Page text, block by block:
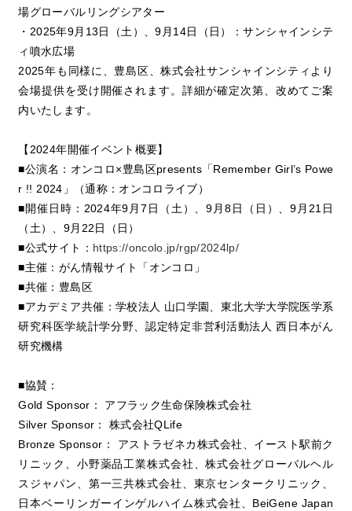
場グローバルリングシアター
・2025年9月13日（土）、9月14日（日）：サンシャインシテ
ィ噴水広場
2025年も同様に、豊島区、株式会社サンシャインシティより
会場提供を受け開催されます。詳細が確定次第、改めてご案
内いたします。
【2024年開催イベント概要】
■公演名：オンコロ×豊島区presents「Remember Girl’s Powe
r !! 2024」（通称：オンコロライブ）
■開催日時：2024年9月7日（土）、9月8日（日）、9月21日
（土）、9月22日（日）
■公式サイト： https://oncolo.jp/rgp/2024lp/
■主催：がん情報サイト「オンコロ」
■共催：豊島区
■アカデミア共催：学校法人 山口学園、東北大学大学院医学系
研究科医学統計学分野、認定特定非営利活動法人 西日本がん
研究機構
■協賛：
Gold Sponsor： アフラック生命保険株式会社
Silver Sponsor： 株式会社QLife
Bronze Sponsor： アストラゼネカ株式会社、イースト駅前ク
リニック、小野薬品工業株式会社、株式会社グローバルヘル
スジャパン、第一三共株式会社、東京センタークリニック、
日本ベーリンガーインゲルハイム株式会社、BeiGene Japan